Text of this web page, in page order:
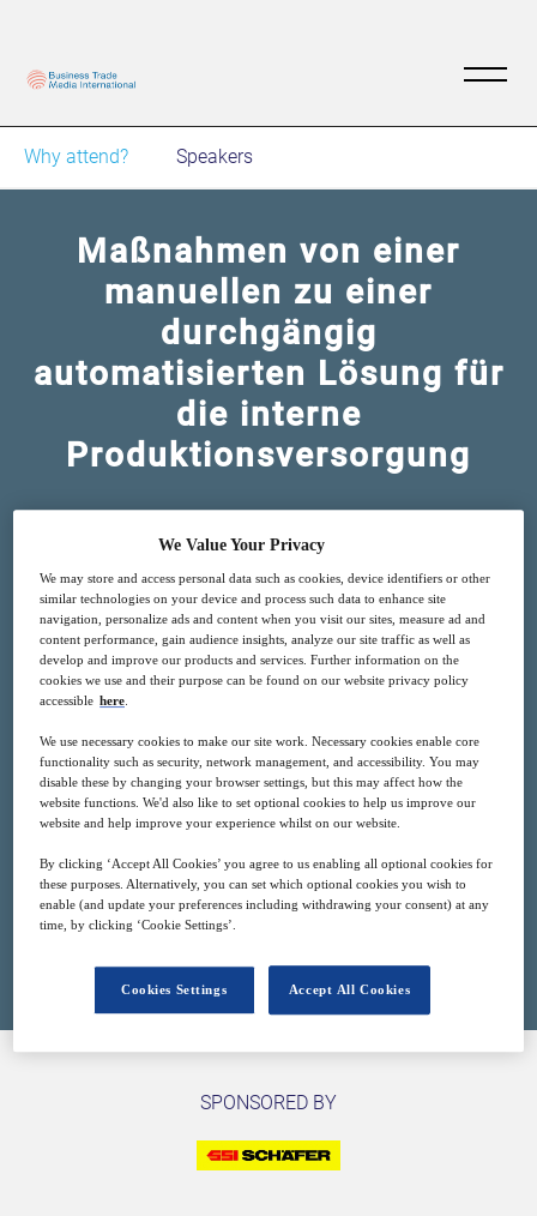
Why attend? Speakers
Maßnahmen von einer
manuellen zu einer
durchgängig
automatisierten Lösung für
die interne
Produktionsversorgung
Verfügbarkeit und Arbeitsaufwand positiv
beeinflusst werden können
23 Apr 13:00 GMT
Closed for registration
SPONSORED BY
We Value Your Privacy
We may store and access personal data such as cookies, device identifiers or other
similar technologies on your device and process such data to enhance site
navigation, personalize ads and content when you visit our sites, measure ad and
content performance, gain audience insights, analyze our site traffic as well as
develop and improve our products and services. Further information on the
cookies we use and their purpose can be found on our website privacy policy
accessible here.
We use necessary cookies to make our site work. Necessary cookies enable core
functionality such as security, network management, and accessibility. You may
disable these by changing your browser settings, but this may affect how the
website functions. We'd also like to set optional cookies to help us improve our
website and help improve your experience whilst on our website.
By clicking ‘Accept All Cookies’ you agree to us enabling all optional cookies for
these purposes. Alternatively, you can set which optional cookies you wish to
enable (and update your preferences including withdrawing your consent) at any
time, by clicking ‘Cookie Settings’.
Accept All Cookies
Cookies Settings